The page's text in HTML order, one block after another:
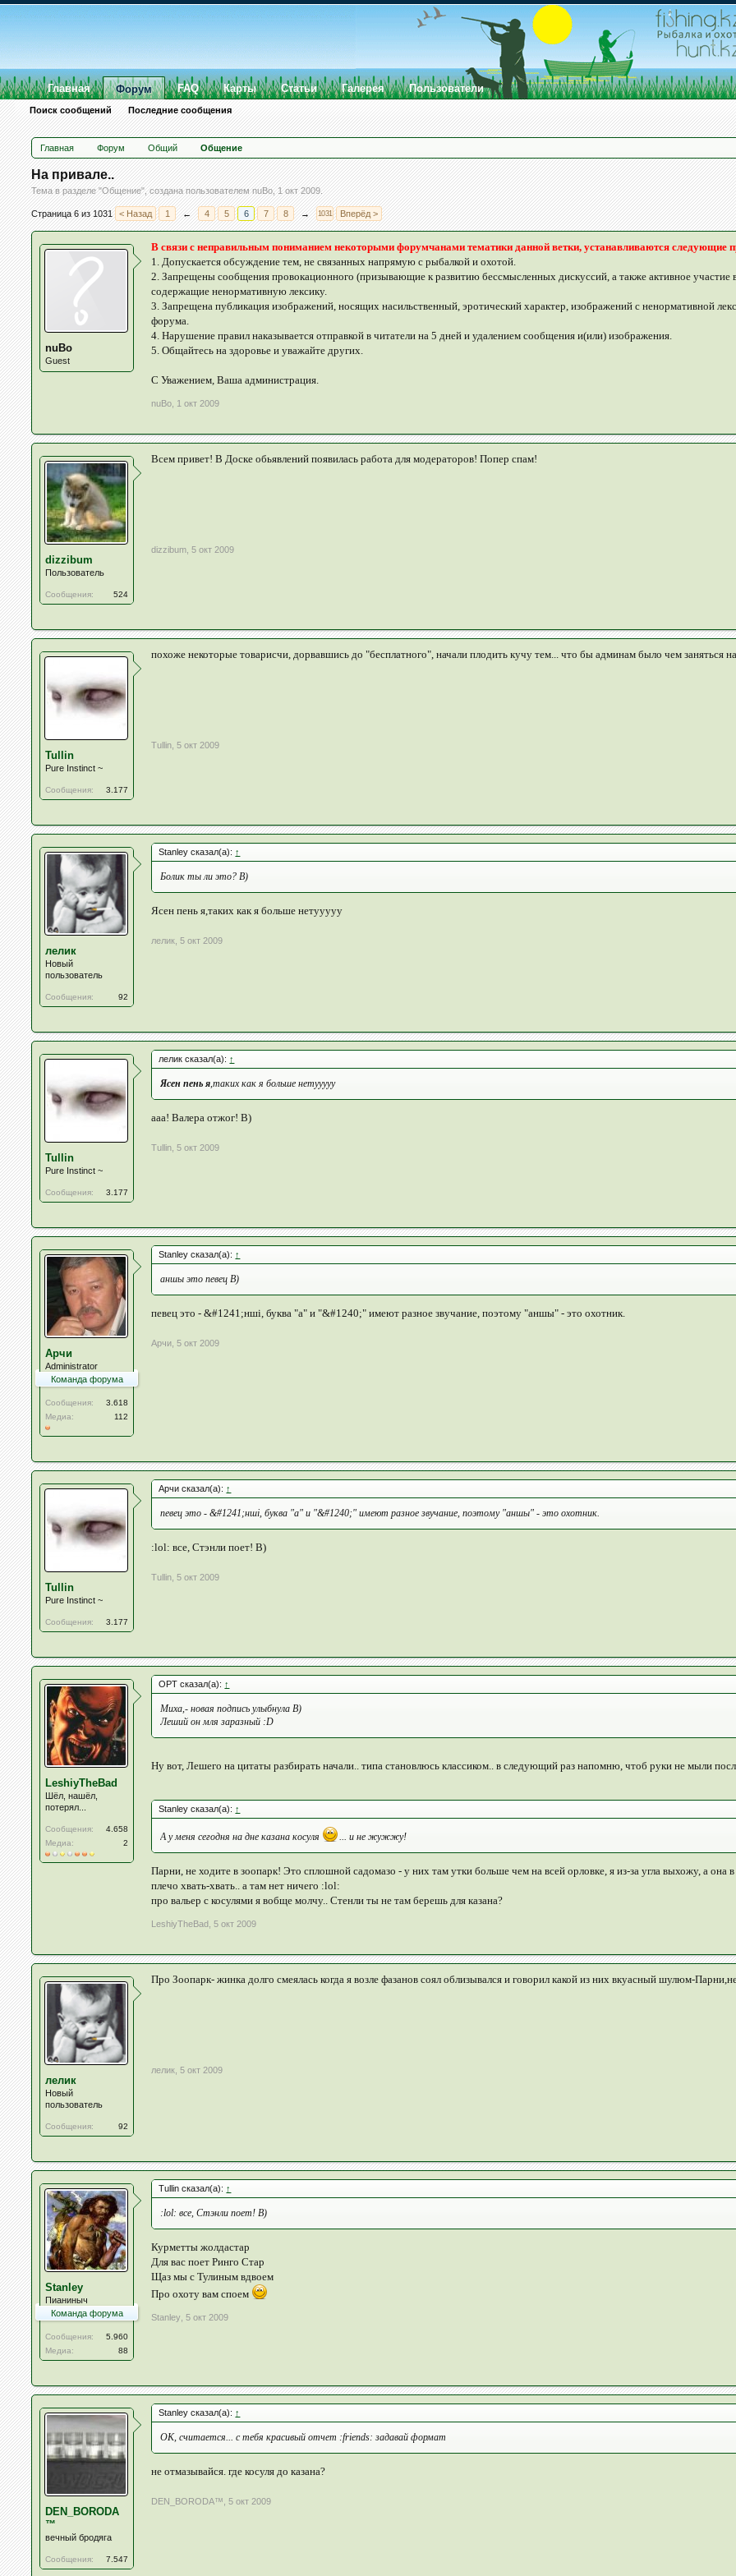
Главная Форум Общий Общение
На привале..
Тема в разделе "Общение", создана пользователемnuBo,1 окт 2009.
Страница 6 из 1031 < Назад 1 ← 4 5 6 7 8 → 1031 Вперёд >
nuBo
Guest
В связи с неправильным пониманием некоторыми форумчанами тематики данной ветки, устанавливаются следующие
1. Допускается обсуждение тем, не связанных напрямую с рыбалкой и охотой.
2. Запрещены сообщения провокационного (призывающие к развитию бессмысленных дискуссий, а также активное участие
содержащие ненормативную лексику.
3. Запрещена публикация изображений, носящих насильственный, эротический характер, изображений с ненормативной
форума.
4. Нарушение правил наказывается отправкой в читатели на 5 дней и удалением сообщения и(или) изображения.
5. Общайтесь на здоровье и уважайте других.
С Уважением, Ваша администрация.
nuBo 1 окт 2009
dizzibum
Пользователь
Сообщения: 524
Всем привет! В Доске обьявлений появилась работа для модераторов! Попер спам!
dizzibum 5 окт 2009
Tullin
Pure Instinct ~
Сообщения: 3.177
похоже некоторые товарисчи, дорвавшись до "бесплатного", начали плодить кучу тем... что бы админам было чем заняться
Tullin 5 окт 2009
лелик
Новый
пользователь
Сообщения: 92
Stanley сказал(а): ↑
Болик ты ли это? B)
Ясен пень я,таких как я больше нетууууу
лелик 5 окт 2009
Tullin
Pure Instinct ~
Сообщения: 3.177
лелик сказал(а): ↑
Ясен пень я,таких как я больше нетууууу
ааа! Валера отжог! B)
Tullin 5 окт 2009
Арчи
Administrator
Команда форума
Сообщения:
3.618
Медиа:
112
Stanley сказал(а): ↑
аншы это певец B)
певец это - &#1241;нші, буква "а" и "&#1240;" имеют разное звучание, поэтому "аншы" - это охотник.
Арчи 5 окт 2009
Tullin
Pure Instinct ~
Сообщения: 3.177
Арчи сказал(а): ↑
певец это - &#1241;нші, буква "а" и "&#1240;" имеют разное звучание, поэтому "аншы" - это охотник.
:lol: все, Стэнли поет! B)
Tullin 5 окт 2009
LeshiyTheBad
Шёл, нашёл,
потерял...
Сообщения:
4.658
Медиа:
2
OPT сказал(а): ↑
Миха,- новая подпись улыбнула B)
Леший он мля заразный :D
Ну вот, Лешего на цитаты разбирать начали.. типа становлюсь классиком.. в следующий раз напомню, чтоб руки не мыли
Stanley сказал(а): ↑
А у меня сегодня на дне казана косуля ... и не жужжу!
Парни, не ходите в зоопарк! Это сплошной садомазо - у них там утки больше чем на всей орловке, я из-за угла выхожу, а она
плечо хвать-хвать.. а там нет ничего :lol:
про вальер с косулями я вобще молчу.. Стенли ты не там берешь для казана?
LeshiyTheBad 5 окт 2009
лелик
Новый
пользователь
Сообщения: 92
Про Зоопарк- жинка долго смеялась когда я возле фазанов соял облизывался и говорил какой из них вкуасный шулюм-
лелик 5 окт 2009
Stanley
Пианиныч
Команда форума
Сообщения:
5.960
Медиа:
88
Tullin сказал(а): ↑
:lol: все, Стэнли поет! B)
Курметты жолдастар
Для вас поет Ринго Стар
Щаз мы с Тулиным вдвоем
Про охоту вам споем
Stanley 5 окт 2009
DEN_BORODA
™
вечный бродяга
Сообщения: 7.547
Stanley сказал(а): ↑
ОК, считается... с тебя красивый отчет :friends: задавай формат
не отмазывайся. где косуля до казана?
DEN_BORODA™ 5 окт 2009
Главная Форум
Поиск сообщений Последние сообщения
FAQ Карты Статьи Галерея Пользователи